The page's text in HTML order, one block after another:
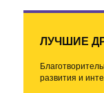
ЛУЧШИЕ
развития и